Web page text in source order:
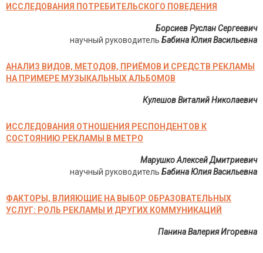
ИССЛЕДОВАНИЯ ПОТРЕБИТЕЛЬСКОГО ПОВЕДЕНИЯ
Борсиев Руслан Сергеевич
научный руководитель Бабина Юлия Васильевна
АНАЛИЗ ВИДОВ, МЕТОДОВ, ПРИЁМОВ И СРЕДСТВ РЕКЛАМЫ
НА ПРИМЕРЕ МУЗЫКАЛЬНЫХ АЛЬБОМОВ
Кулешов Виталий Николаевич
ИССЛЕДОВАНИЯ ОТНОШЕНИЯ РЕСПОНДЕНТОВ К
СОСТОЯНИЮ РЕКЛАМЫ В МЕТРО
Марушко Алексей Дмитриевич
научный руководитель Бабина Юлия Васильевна
ФАКТОРЫ, ВЛИЯЮЩИЕ НА ВЫБОР ОБРАЗОВАТЕЛЬНЫХ
УСЛУГ: РОЛЬ РЕКЛАМЫ И ДРУГИХ КОММУНИКАЦИЙ
Панина Валерия Игоревна